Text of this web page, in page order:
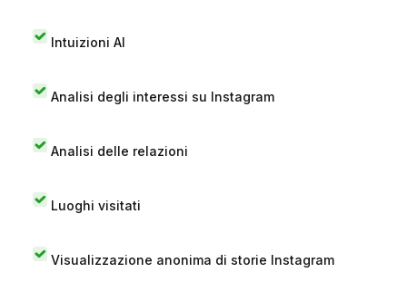
Intuizioni AI
Analisi degli interessi su Instagram
Analisi delle relazioni
Luoghi visitati
Visualizzazione anonima di storie Instagram